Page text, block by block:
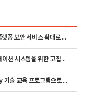
[보도자료] 마이크로칩, ‘TA101’ 기반 Trust 플랫폼 보안 서비스 확대로 제조사의 사이버보안 규정 준수 지원 가속화
[보도자료] 마이크로칩, 항공 및 방위산업 액추에이션 시스템을 위한 고집적 24채널 혼합 신호 IC ‘LX4580’ 출시
보도자료] 마이크로칩, Microchip University 기술 교육 프로그램으로 차세대 엔지니어 역량 강화 지원